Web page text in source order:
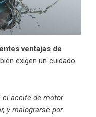
ventajas de
exigen un cuidado
aceite de motor
y malograrse por